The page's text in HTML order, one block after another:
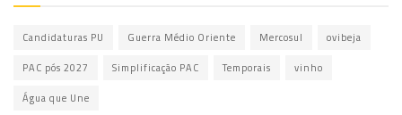
Candidaturas PU Guerra Médio Oriente Mercosul ovibeja
PAC pós 2027 Simplificação PAC Temporais vinho
Água que Une